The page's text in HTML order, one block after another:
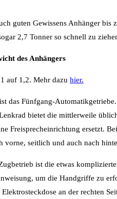
guten Gewissens Anhänger bis
2,7 Tonner so schnell zu
des Anhängers
auf 1,2. Mehr dazu hier.
das Fünfgang-
bietet die mittlerweile
Freisprecheinrichtung ersetzt.
vorne, seitlich und auch nach
ist die etwas
um die Handgriffe zu
an der rechten